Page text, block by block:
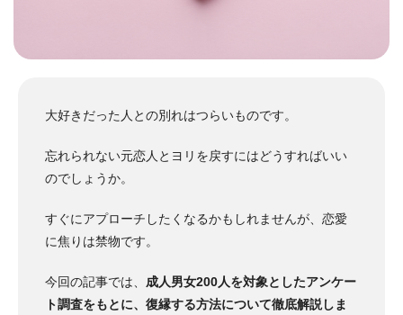
大好きだった人との別れはつらいものです。
忘れられない元恋人とヨリを戻すにはどうすればいい
のでしょうか。
すぐにアプローチしたくなるかもしれませんが、恋愛
に焦りは禁物です。
今回の記事では、 成人男女200人を対象としたアンケー
ト調査をもとに、復縁する方法について徹底解説しま